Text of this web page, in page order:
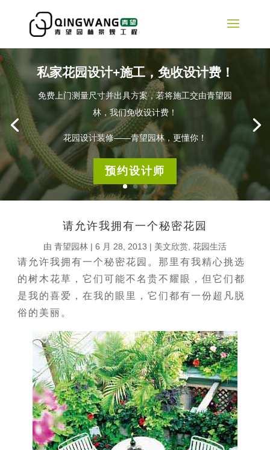
私家花园设计+施工，免收设计费！
免费上门测量尺寸并出具方案，若将施工交由青望园
林，我们免收设计费！
花园设计装修——青望园林，更懂你！
预约设计师
请允许我拥有一个秘密花园
由 青望园林 | 6 月 28, 2013 | 美文欣赏 花园生活
请允许我拥有一个秘密花园。那里有我精心挑选
的树木花草，它们可能不名贵不耀眼，但它们都
是我的喜爱，在我的眼里，它们都有一份超凡脱
俗的美丽。